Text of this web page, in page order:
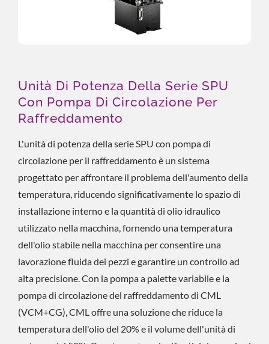
Unità Di Potenza Della Serie SPU
Con Pompa Di Circolazione Per
Raffreddamento
L'unità di potenza della serie SPU con pompa di
circolazione per il raffreddamento è un sistema
progettato per affrontare il problema dell'aumento della
temperatura, riducendo significativamente lo spazio di
installazione interno e la quantità di olio idraulico
utilizzato nella macchina, fornendo una temperatura
dell'olio stabile nella macchina per consentire una
lavorazione fluida dei pezzi e garantire un controllo ad
alta precisione. Con la pompa a palette variabile e la
pompa di circolazione del raffreddamento di CML
(VCM+CG), CML offre una soluzione che riduce la
temperatura dell'olio del 20% e il volume dell'unità di